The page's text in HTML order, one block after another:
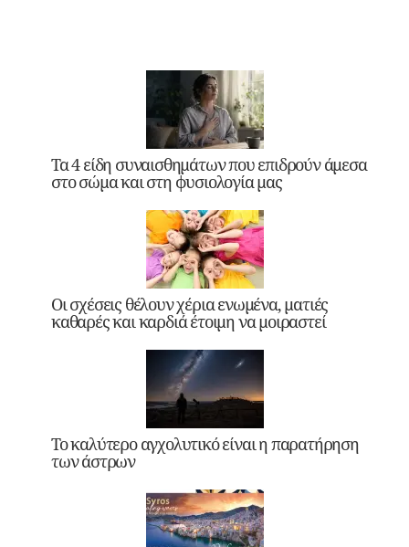
Τα 4 είδη συναισθημάτων που επιδρούν άμεσα
στο σώμα και στη φυσιολογία μας
Οι σχέσεις θέλουν χέρια ενωμένα, ματιές
καθαρές και καρδιά έτοιμη να μοιραστεί
Το καλύτερο αγχολυτικό είναι η παρατήρηση
των άστρων